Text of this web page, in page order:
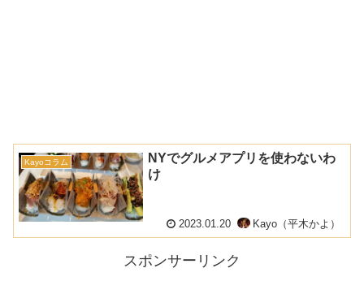
Kayoコラム
NYでグルメアプリを使わないわ
け
2023.01.20 Kayo（平木かよ）
スポンサーリンク